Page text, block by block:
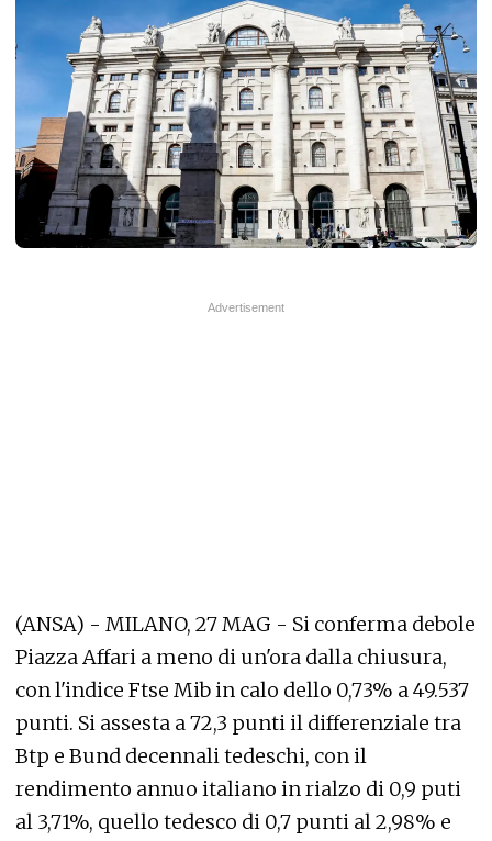
(ANSA) - MILANO, 27 MAG - Si conferma debole
Piazza Affari a meno di un'ora dalla chiusura,
con l'indice Ftse Mib in calo dello 0,73% a 49.537
punti. Si assesta a 72,3 punti il differenziale tra
Btp e Bund decennali tedeschi, con il
rendimento annuo italiano in rialzo di 0,9 puti
al 3,71%, quello tedesco di 0,7 punti al 2,98% e